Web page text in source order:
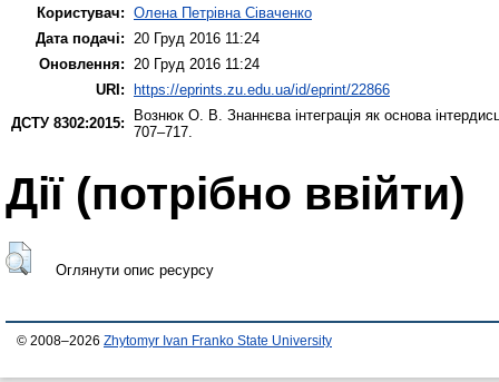
Користувач: Олена Петрівна Сіваченко
Дата подачі: 20 Груд 2016 11:24
Оновлення: 20 Груд 2016 11:24
URI:
https://eprints.zu.edu.ua/id/eprint/22866
ДСТУ 8302:2015:
Вознюк О. В. Знаннєва інтеграція як основа
707–717.
Дії ​​(потрібно ввійти)
Оглянути опис ресурсу
© 2008–2026 Zhytomyr Ivan Franko State University